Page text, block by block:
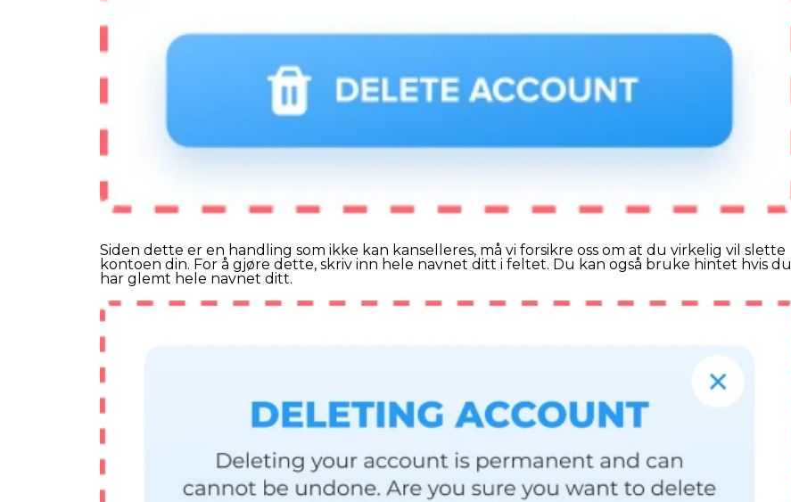
Siden dette er en handling som ikke kan kanselleres, må vi forsikre oss om at du virkelig vil slette
kontoen din. For å gjøre dette, skriv inn hele navnet ditt i feltet. Du kan også bruke hintet hvis du
har glemt hele navnet ditt.